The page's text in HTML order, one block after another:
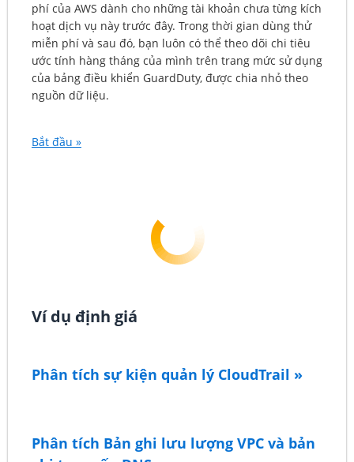
phí của AWS dành cho những tài khoản chưa từng kích
hoạt dịch vụ này trước đây. Trong thời gian dùng thử
miễn phí và sau đó, bạn luôn có thể theo dõi chi tiêu
ước tính hàng tháng của mình trên trang mức sử dụng
của bảng điều khiển GuardDuty, được chia nhỏ theo
nguồn dữ liệu.
Bắt đầu »
Ví dụ định giá
Phân tích sự kiện quản lý CloudTrail »
Trong môi trường của bạn, trong một tháng,
GuardDuty xử lý 40.000.000 sự kiện quản lý CloudTrail
Phân tích Bản ghi lưu lượng VPC và bản